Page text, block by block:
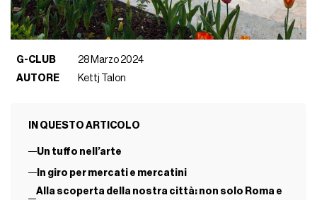
G-CLUB
28 Marzo 2024
AUTORE
Kettj Talon
IN QUESTO ARTICOLO
Un tuffo nell’arte
In giro per mercati e mercatini
Alla scoperta della nostra città: non solo Roma e